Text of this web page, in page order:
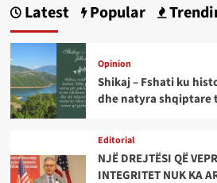
Latest Popular
Opinion
Shikaj – Fshati ku
dhe natyra shqiptare
Editorial
NJË DREJTËSI QË
INTEGRITET NUK KA